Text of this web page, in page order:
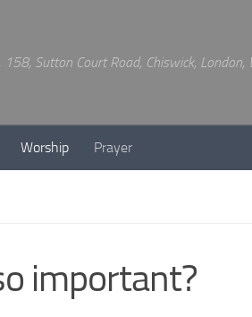
Sutton Court Road, Chiswick, London,
Worship Prayer
important?